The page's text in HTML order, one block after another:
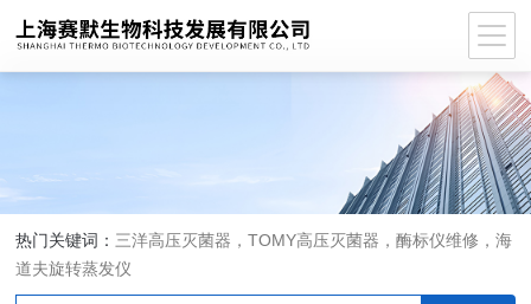
热门关键词： 三洋高压灭菌器，TOMY高压灭菌器，酶标仪维修，海
道夫旋转蒸发仪